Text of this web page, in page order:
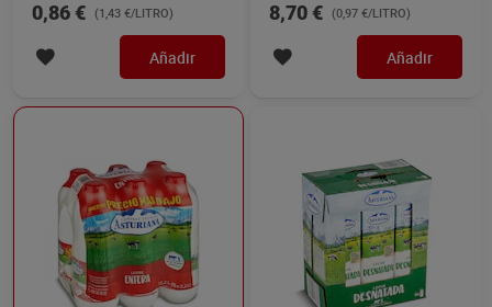
0,86 € (1,43 €/LITRO)
Añadir
8,70 € (0,97 €/LITRO)
Añadir